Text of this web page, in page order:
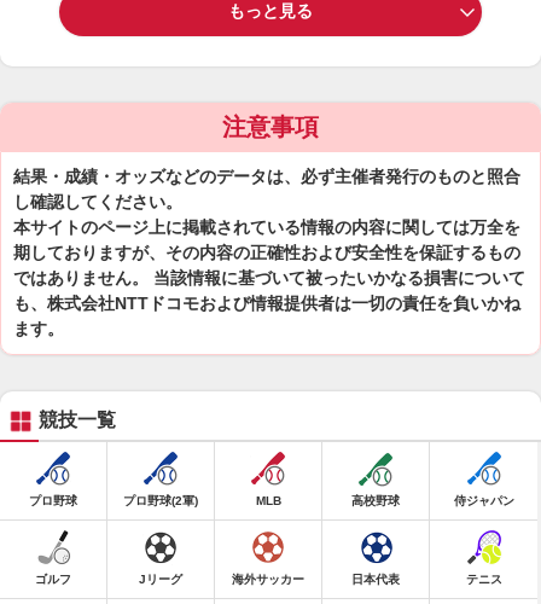
もっと見る
注意事項
結果・成績・オッズなどのデータは、必ず主催者発行のものと照合
し確認してください。
本サイトのページ上に掲載されている情報の内容に関しては万全を
期しておりますが、その内容の正確性および安全性を保証するもの
ではありません。 当該情報に基づいて被ったいかなる損害について
も、株式会社NTTドコモおよび情報提供者は一切の責任を負いかね
ます。
競技一覧
プロ野球 プロ野球(2軍) MLB 高校野球 侍ジャパン
ゴルフ Jリーグ 海外サッカー 日本代表 テニス